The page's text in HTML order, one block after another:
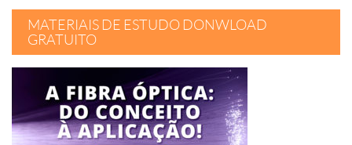
MATERIAIS DE ESTUDO DONWLOAD
GRATUITO